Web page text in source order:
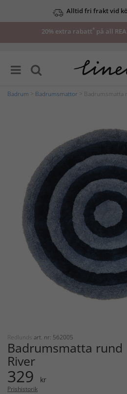
Alltid fri frakt vid
20% extra rabatt*på all
Badrum Badrumsmattor > Badrumsmatta
Redlunds art. nr: 562005
Badrumsmatta rund
River
329 kr
Prishistorik